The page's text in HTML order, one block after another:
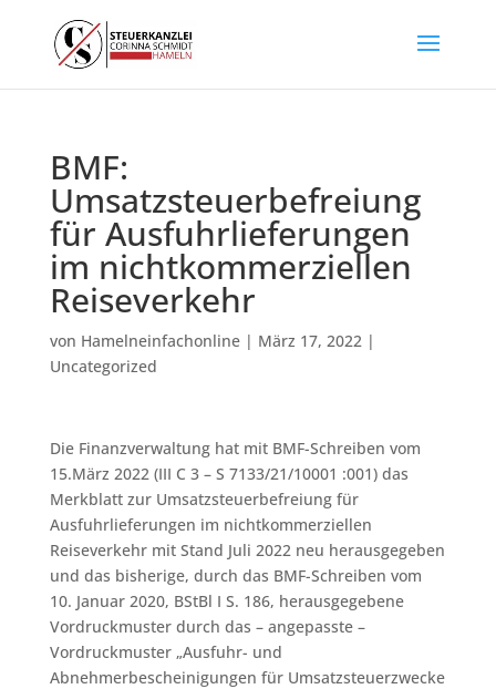
BMF:
Umsatzsteuerbefreiung
für Ausfuhrlieferungen
im nichtkommerziellen
Reiseverkehr
von Hamelneinfachonline| März 17, 2022|
Uncategorized
Die Finanzverwaltung hat mit BMF-Schreiben vom
15.März 2022 (III C 3 – S 7133/21/10001 :001) das
Merkblatt zur Umsatzsteuerbefreiung für
Ausfuhrlieferungen im nichtkommerziellen
Reiseverkehr mit Stand Juli 2022 neu herausgegeben
und das bisherige, durch das BMF-Schreiben vom
10. Januar 2020, BStBl I S. 186, herausgegebene
Vordruckmuster durch das – angepasste –
Vordruckmuster „Ausfuhr- und
Abnehmerbescheinigungen für Umsatzsteuerzwecke